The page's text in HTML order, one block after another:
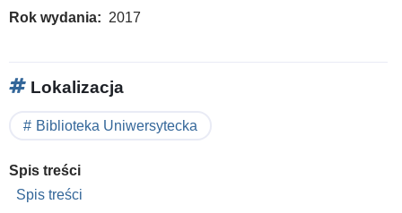
Rok wydania 2017
Lokalizacja
Biblioteka Uniwersytecka
Spis treści
Spis treści